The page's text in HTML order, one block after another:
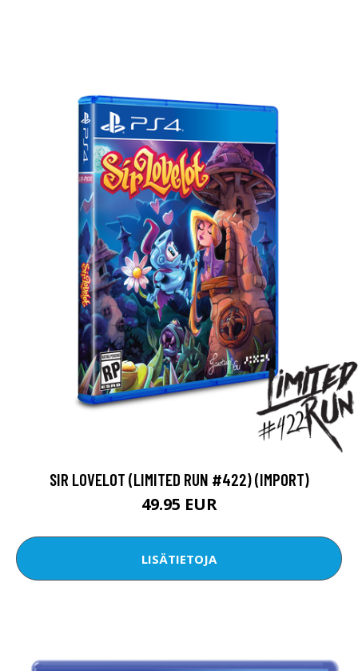
SIR LOVELOT (LIMITED RUN #422) (IMPORT)
49.95 EUR
LISÄTIETOJA